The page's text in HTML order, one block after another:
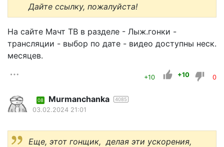
Дайте ссылку, пожалуйста!
На сайте Мачт ТВ в разделе - Лыж.гонки -
трансляции - выбор по дате - видео доступны неск.
месяцев.
+10 +10 0
08 Murmanchanka 4085
03.02.2024 21:01
Еще, этот гонщик, делая эти ускорения,